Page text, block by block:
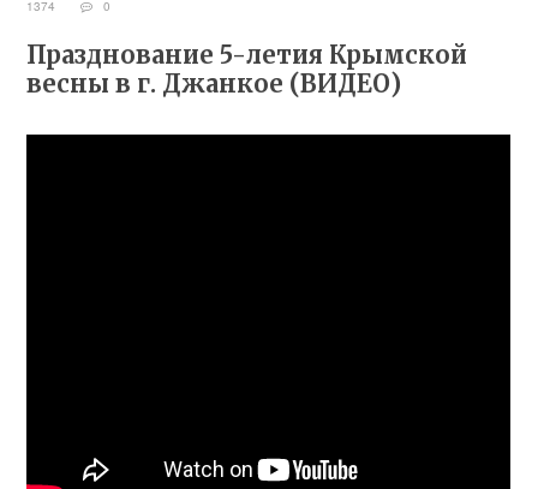
1374
0
Празднование 5-летия Крымской
весны в г. Джанкое (ВИДЕО)